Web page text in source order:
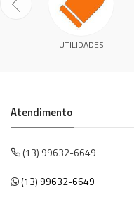
UTILIDADES
Atendimento
(13) 99632-6649
(13) 99632-6649